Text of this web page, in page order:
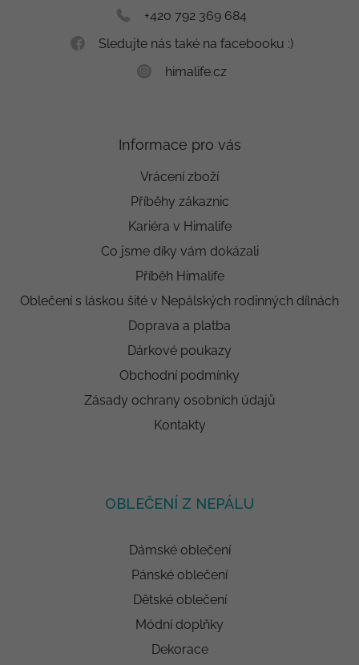
+420 792 369 684
Sledujte nás také na facebooku :)
himalife.cz
Informace pro vás
Vrácení zboží
Příběhy zákaznic
Kariéra v Himalife
Co jsme díky vám dokázali
Příběh Himalife
Oblečení s láskou šité v Nepálských rodinných dílnách
Doprava a platba
Dárkové poukazy
Obchodní podmínky
Zásady ochrany osobních údajů
Kontakty
OBLEČENÍ Z NEPÁLU
Dámské oblečení
Pánské oblečení
Dětské oblečení
Módní doplňky
Dekorace